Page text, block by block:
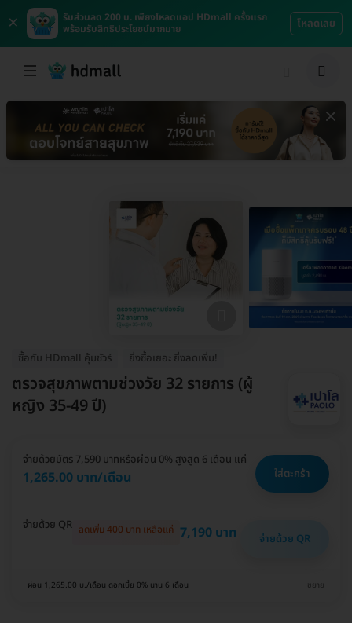
×
รับส่วนลด 200 บ. เพียงโหลดแอป HDmall ครั้งแรก
พร้อมรับสิทธิประโยชน์มากมาย
โหลดเลย
ซื้อกับ HDmall คุ้มชัวร์ ยิ่งซื้อเยอะ ยิ่งลดเพิ่ม!
ตรวจสุขภาพตามช่วงวัย 32 รายการ (ผู้
หญิง 35-49 ปี)
จ่ายด้วยบัตร 7,590 บาทหรือผ่อน 0% สูงสูด 6 เดือน แค่
1,265.00 บาท/เดือน ใส่ตะกร้า
จ่ายด้วย QR ลดเพิ่ม 400 บาท เหลือแค่ 7,190 บาท จ่ายด้วย QR
ผ่อน 1,265.00 บ./เดือน ดอกเบี้ย 0% นาน 6 เดือน ขยาย